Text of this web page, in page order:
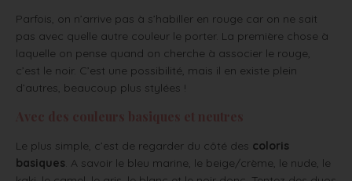
Parfois, on n’arrive pas à s’habiller en rouge car on ne sait
pas avec quelle autre couleur le porter. La première chose à
laquelle on pense quand on cherche à associer le rouge,
c’est le noir. C’est une possibilité, mais il en existe plein
d’autres, beaucoup plus stylées !
Le plus simple, c’est de regarder du côté des coloris
basiques . A savoir le bleu marine, le beige/crème, le nude, le